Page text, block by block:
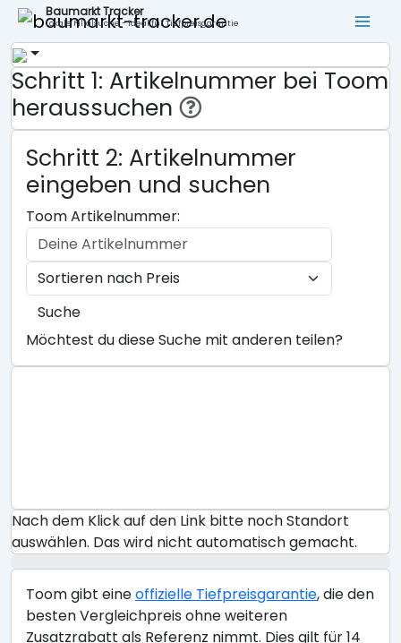
Baumarkt Tracker
Lokale Filialsuche - ideal für Tiefpreisgarantie
Schritt 1: Artikelnummer bei Toom
heraussuchen
Schritt 2: Artikelnummer
eingeben und suchen
Toom Artikelnummer:
Suche
Möchtest du diese Suche mit anderen teilen?
Nach dem Klick auf den Link bitte noch Standort
auswählen. Das wird nicht automatisch gemacht.
Toom gibt eineoffizielle Tiefpreisgarantie, die den
besten Vergleichpreis ohne weiteren
Zusatzrabatt als Referenz nimmt. Dies gilt für 14